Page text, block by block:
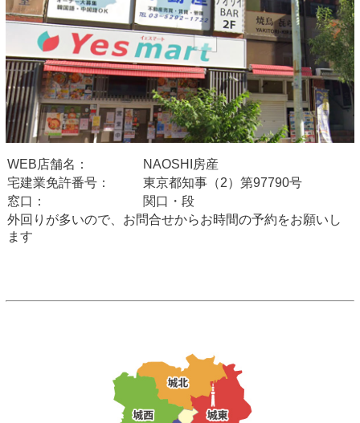
WEB店舗名：
NAOSHI房産
宅建業免許番号：
東京都知事（2）第97790号
窓口：
関口・段
外回りが多いので、 お問合せからお時間の予約をお願いし
ます